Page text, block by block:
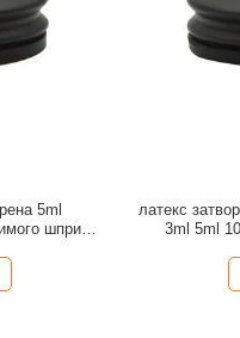
5ml
шприца
латекс
3ml 5ml